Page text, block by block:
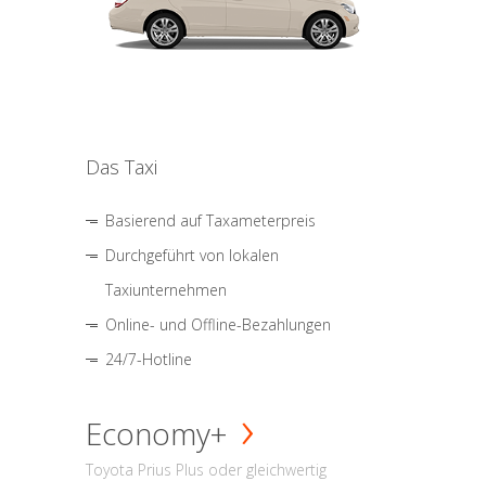
Das Taxi
Basierend auf Taxameterpreis
Durchgeführt von lokalen
Taxiunternehmen
Online- und Offline-Bezahlungen
24/7-Hotline
Economy+
Toyota Prius Plus oder gleichwertig